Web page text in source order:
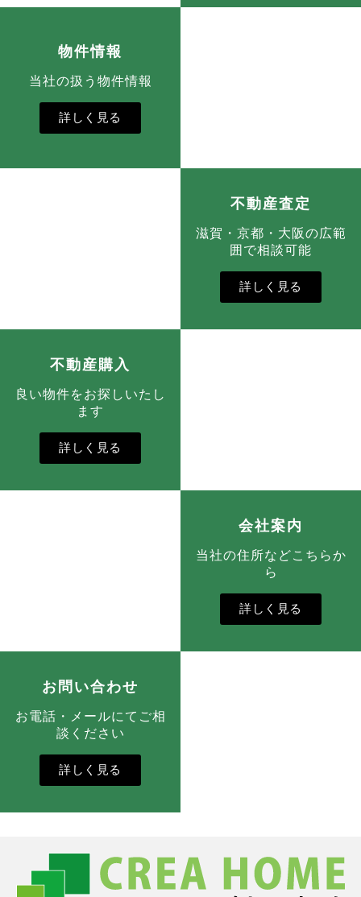
物件情報
当社の扱う物件情報
詳しく見る
不動産査定
滋賀・京都・大阪の広範
囲で相談可能
詳しく見る
不動産購入
良い物件をお探しいたし
ます
詳しく見る
会社案内
当社の住所などこちらか
ら
詳しく見る
お問い合わせ
お電話・メールにてご相
談ください
詳しく見る